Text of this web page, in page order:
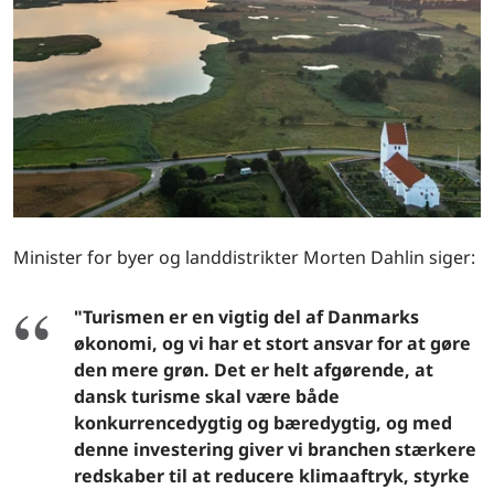
Minister for byer og landdistrikter Morten Dahlin siger:
"Turismen er en vigtig del af Danmarks
økonomi, og vi har et stort ansvar for at gøre
den mere grøn. Det er helt afgørende, at
dansk turisme skal være både
konkurrencedygtig og bæredygtig, og med
denne investering giver vi branchen stærkere
redskaber til at reducere klimaaftryk, styrke